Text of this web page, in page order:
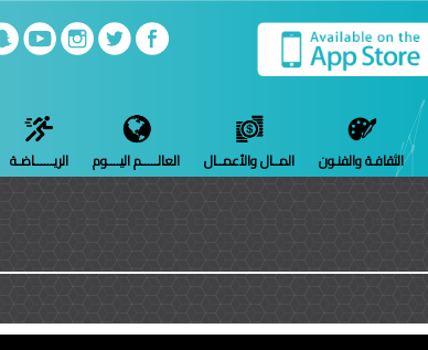
الثقافـة والفنـون المــال والأعمــال العالـــــم اليــــوم الريــــــاضـة